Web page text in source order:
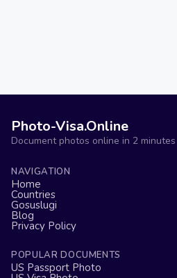
Photo-Visa.Online
Document photos online in 2 minutes
NAVIGATION
Home
Countries
Gosuslugi
Blog
Privacy Policy
POPULAR DOCUMENTS
US Passport Photo